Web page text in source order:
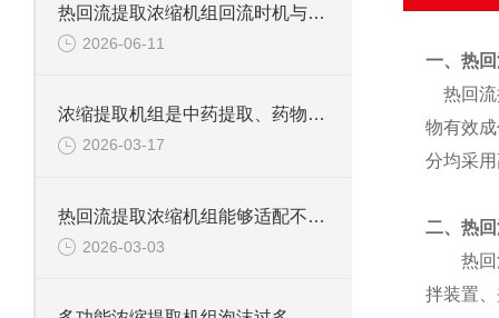
热回流提取浓缩机组回流时机与时长的工艺把控要点
2026-06-11
浓缩提取机组是中药提取、药物纯化的关键设备
2026-03-17
热回流提取浓缩机组能够适配不同规模的提取浓缩需求
2026-03-03
一、热
热回流
物有效
分均采
二、热
热回流
拌装置